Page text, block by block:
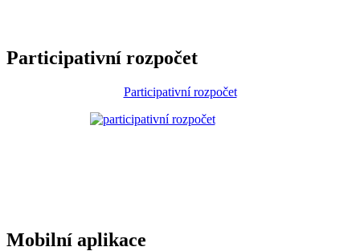
Participativní rozpočet
Participativní rozpočet
Mobilní aplikace